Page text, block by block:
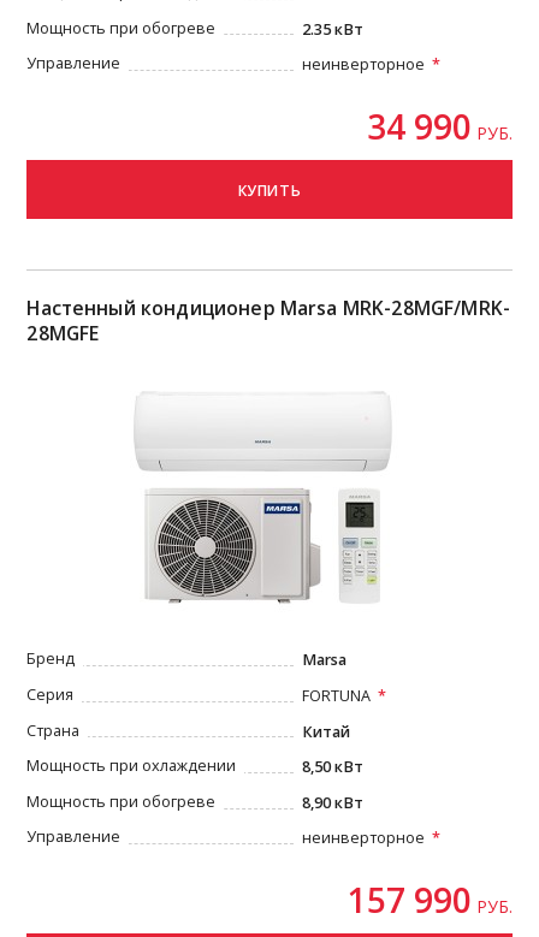
Мощность при обогреве
2.35 кВт
Управление
неинверторное
34 990 РУБ.
КУПИТЬ
Настенный кондиционер Marsa MRK-28MGF/MRK-
28MGFE
Бренд
Marsa
Серия
FORTUNA
Страна
Китай
Мощность при охлаждении
8,50 кВт
Мощность при обогреве
8,90 кВт
Управление
неинверторное
157 990 РУБ.